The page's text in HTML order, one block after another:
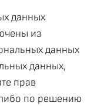
данных
из
данных
данных,
прав
по решению